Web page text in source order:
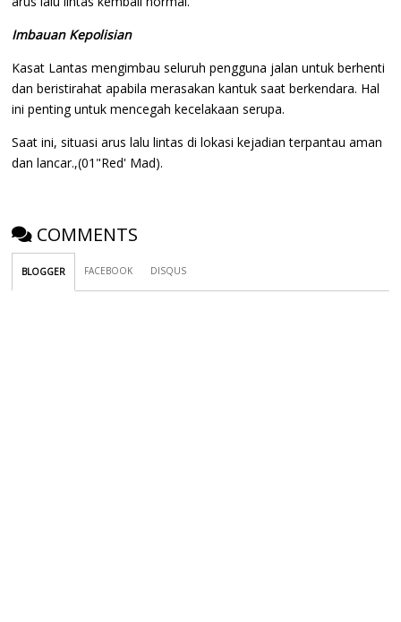
Imbauan Kepolisian
Kasat Lantas mengimbau seluruh pengguna jalan untuk berhenti
dan beristirahat apabila merasakan kantuk saat berkendara. Hal
ini penting untuk mencegah kecelakaan serupa.
Saat ini, situasi arus lalu lintas di lokasi kejadian terpantau aman
dan lancar.,(01"Red' Mad).
COMMENTS
BLOGGER FACEBOOK DISQUS